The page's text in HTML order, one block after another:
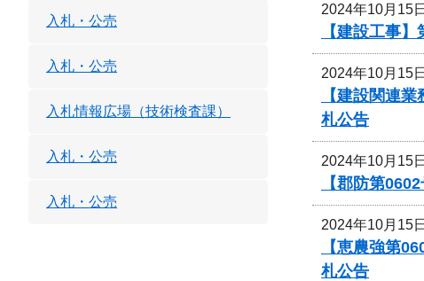
2024年10月15
【建設工事
2024年10月15
【建設関連
札公告
2024年10月15
【郡防第
2024年10月15
【恵農強第
札公告
入札・公売
入札・公売
入札情報広場（技術検査課）
入札・公売
入札・公売